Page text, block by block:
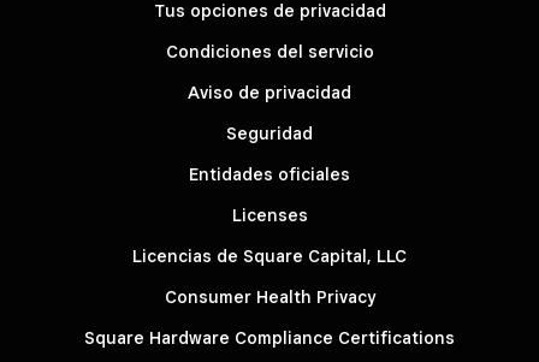
Tus opciones de privacidad
Condiciones del servicio
Aviso de privacidad
Seguridad
Entidades oficiales
Licenses
Licencias de Square Capital, LLC
Consumer Health Privacy
Square Hardware Compliance Certifications